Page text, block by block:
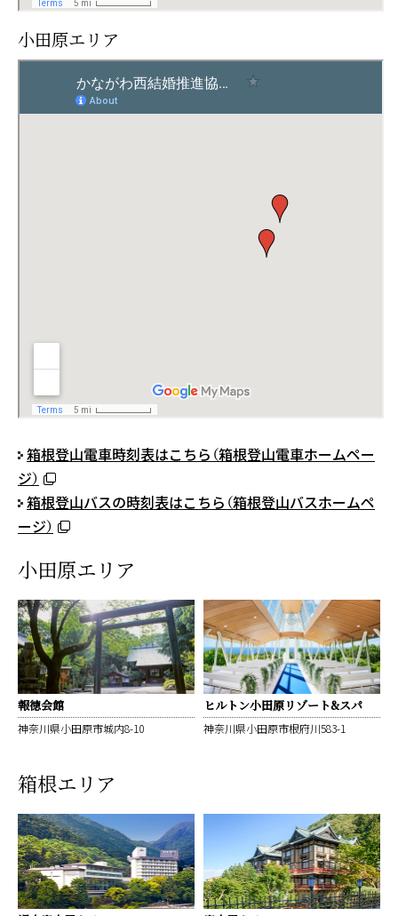
小田原エリア
箱根登山電車時刻表はこちら（箱根登山電車ホームペー
ジ）
箱根登山バスの時刻表はこちら（箱根登山バスホームペ
ージ）
小田原エリア
報徳会館
神奈川県小田原市城内8-10
ヒルトン小田原リゾート&スパ
神奈川県小田原市根府川583-1
箱根エリア